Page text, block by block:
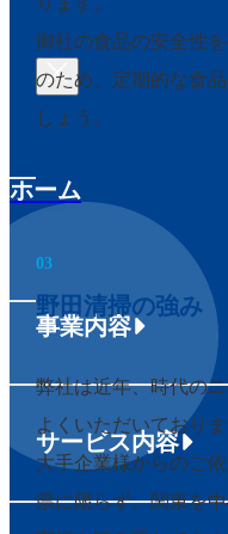
ホーム
事業内容
サービス内容
御社の食品の安全性
のため、定期的な食
しょう。
03
野田清掃の強み
弊社は近年、時代の
よくいただいておりま
大手企業様からのご
県に限らず、関東を